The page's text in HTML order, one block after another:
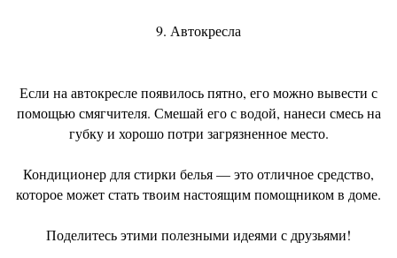
9. Автокресла
Если на автокресле появилось пятно, его можно вывести с
помощью смягчителя. Смешай его с водой, нанеси смесь на
губку и хорошо потри загрязненное место.
Кондиционер для стирки белья — это отличное средство,
которое может стать твоим настоящим помощником в доме.
Поделитесь этими полезными идеями с друзьями!